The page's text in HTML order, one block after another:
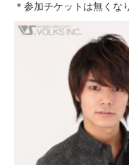
＊参加チケットは無くな